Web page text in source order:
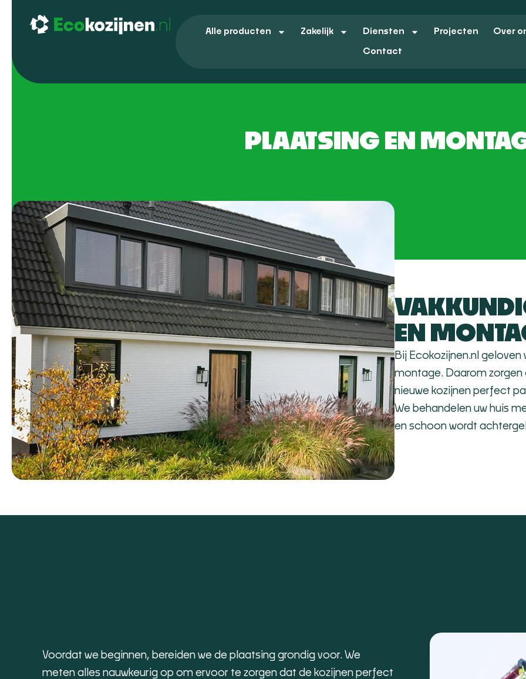
Alle producten Zakelijk Diensten Projecten Over
Contact
PLAATSING EN
EN
Bij Ecokozijnen.nl
montage. Daarom zorgen
nieuwe kozijnen perfect
We behandelen uw huis
en schoon wordt
Voordat we beginnen, bereiden we de plaatsing grondig voor. We
meten alles nauwkeurig op om ervoor te zorgen dat de kozijnen perfect